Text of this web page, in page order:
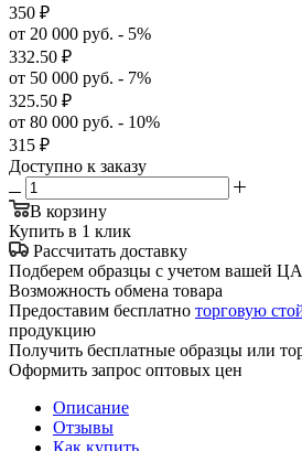
350 ₽
от 20 000 руб. - 5%
332.50 ₽
от 50 000 руб. - 7%
325.50 ₽
от 80 000 руб. - 10%
315 ₽
Доступно к заказу
В корзину
Купить в 1 клик
Рассчитать доставку
Подберем образцы с учетом вашей ЦА
Возможность обмена товара
Предоставим бесплатно торговую
продукцию
Получить бесплатные образцы или
Оформить запрос оптовых цен
Описание
Отзывы
Как купить